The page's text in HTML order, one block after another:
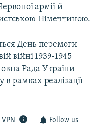
армії й
Німеччиною.
День перемоги
війні 1939-1945
Рада України
в рамках реалізації
Follow us